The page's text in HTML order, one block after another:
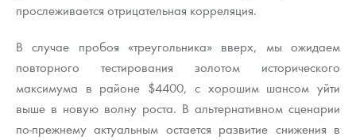
прослеживается отрицательная корреляция.
В случае пробоя «треугольника» вверх, мы ожидаем
повторного тестирования золотом исторического
максимума в районе $4400, с хорошим шансом уйти
выше в новую волну роста. В альтернативном сценарии
по-прежнему актуальным остается развитие снижения в